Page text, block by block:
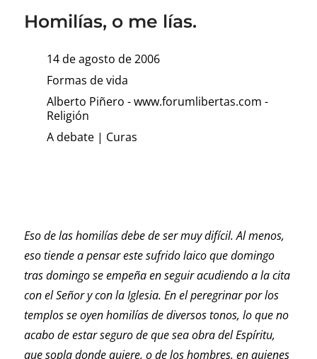
Homilías, o me lías.
14 de agosto de 2006
Formas de vida
Alberto Piñero - www.forumlibertas.com -
Religión
A debate| Curas
Eso de las homilías debe de ser muy difícil. Al menos,
eso tiende a pensar este sufrido laico que domingo
tras domingo se empeña en seguir acudiendo a la cita
con el Señor y con la Iglesia. En el peregrinar por los
templos se oyen homilías de diversos tonos, lo que no
acabo de estar seguro de que sea obra del Espíritu,
que sopla donde quiere, o de los hombres, en quienes